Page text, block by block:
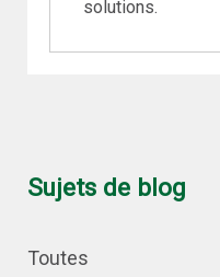
solutions.
Sujets de blog
Toutes